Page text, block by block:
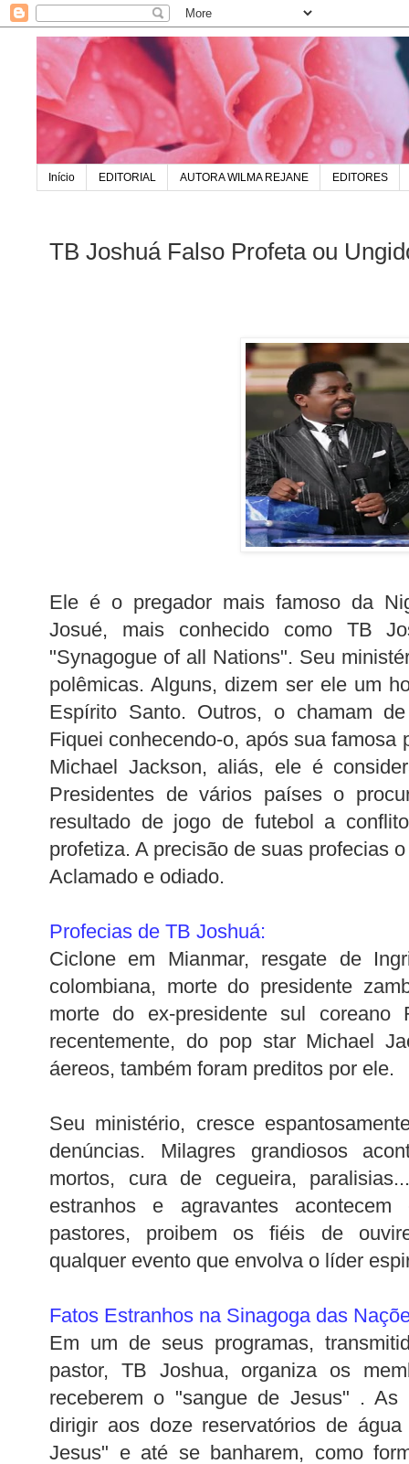
Início EDITORIAL AUTORA WILMA REJANE EDITORES
TB Joshuá Falso Profeta ou
Ele é o pregador mais famoso da
Josué, mais conhecido como TB
"Synagogue of all Nations". Seu
polêmicas. Alguns, dizem ser ele um
Espírito Santo. Outros, o chamam
Fiquei conhecendo-o, após sua famosa
Michael Jackson, aliás, ele é
Presidentes de vários países o
resultado de jogo de futebol a
profetiza. A precisão de suas profecias
Aclamado e odiado.
Profecias de TB Joshuá:
Ciclone em Mianmar, resgate de
colombiana, morte do presidente
morte do ex-presidente sul coreano
recentemente, do pop starMichael
áereos, também foram preditos por ele.
Seu ministério, cresce
denúncias. Milagres grandiosos
mortos, cura de cegueira,
estranhos e agravantes
pastores, proibem os fiéis de
qualquer evento que envolva o líder
Fatos Estranhos na Sinagoga das
Em um de seus programas,
pastor, TB Joshua, organiza os
receberem o "sangue de Jesus" . As
dirigir aos doze reservatórios de
Jesus" e até se banharem, como